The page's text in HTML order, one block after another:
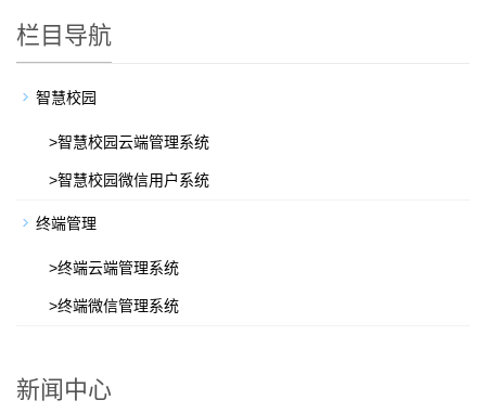
栏目导航
智慧校园
>智慧校园云端管理系统
>智慧校园微信用户系统
终端管理
>终端云端管理系统
>终端微信管理系统
新闻中心